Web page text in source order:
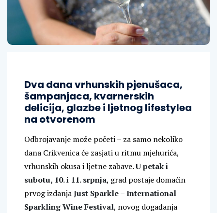
Dva dana vrhunskih pjenušaca,
šampanjaca, kvarnerskih
delicija, glazbe i ljetnog lifestylea
na otvorenom
Odbrojavanje može početi – za samo nekoliko
dana Crikvenica će zasjati u ritmu mjehurića,
vrhunskih okusa i ljetne zabave.U petak i
subotu, 10. i 11. srpnja, grad postaje domaćin
prvog izdanjaJust Sparkle – International
Sparkling Wine Festival, novog događanja